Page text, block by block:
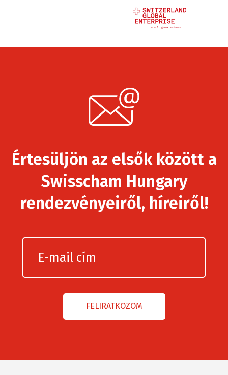
Értesüljön az elsők között a
Swisscham Hungary
rendezvényeiről, híreiről!